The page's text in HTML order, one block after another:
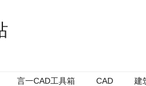
言一CAD工具箱 CAD 建